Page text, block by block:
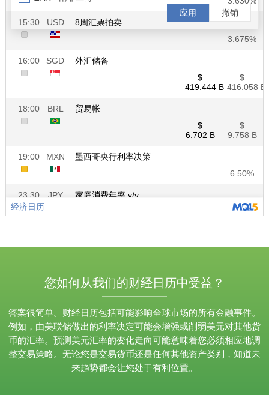
您如何从我们的财经日历中受益？
答案很简单。财经日历包括可能影响全球市场的所有金融事件。
例如，由美联储做出的利率决定可能会增强或削弱美元对其他货
币的汇率。预测美元汇率的变化走向可能意味着您必须相应地调
整交易策略。无论您是交易货币还是任何其他资产类别，知道未
来趋势都会让您处于有利位置。